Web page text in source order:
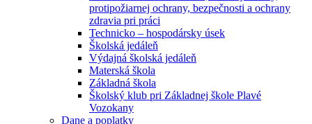
protipožiarnej ochrany, bezpečnosti a ochrany
zdravia pri práci
Technicko – hospodársky úsek
Školská jedáleň
Výdajná školská jedáleň
Materská škola
Základná škola
Školský klub pri Základnej škole Plavé
Vozokany
Dane a poplatky